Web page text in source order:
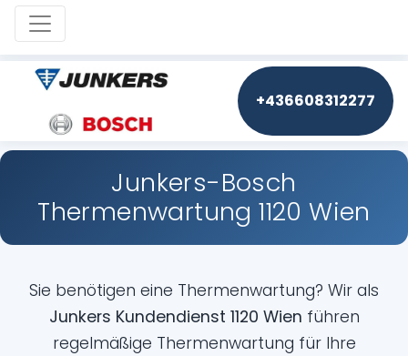
Toggle navigation
+436608312277
Junkers-Bosch
Thermenwartung 1120 Wien
Sie benötigen eine Thermenwartung? Wir als
Junkers Kundendienst 1120 Wien führen
regelmäßige Thermenwartung für Ihre